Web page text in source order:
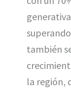
también
la región,